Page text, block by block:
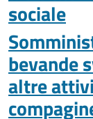
sociale
bevande
altre